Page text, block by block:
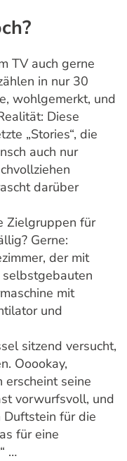
TV auch gerne
in nur 30
wohlgemerkt, und
Diese
„Stories“, die
auch nur
darüber
Zielgruppen für
Gerne:
der mit
mit
und
sitzend versucht,
Ooookay,
erscheint seine
vorwurfsvoll, und
für die
für eine
…